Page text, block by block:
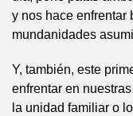
y nos hace enfrentar
mundanidades
Y, también, este
enfrentar en
la unidad familiar o